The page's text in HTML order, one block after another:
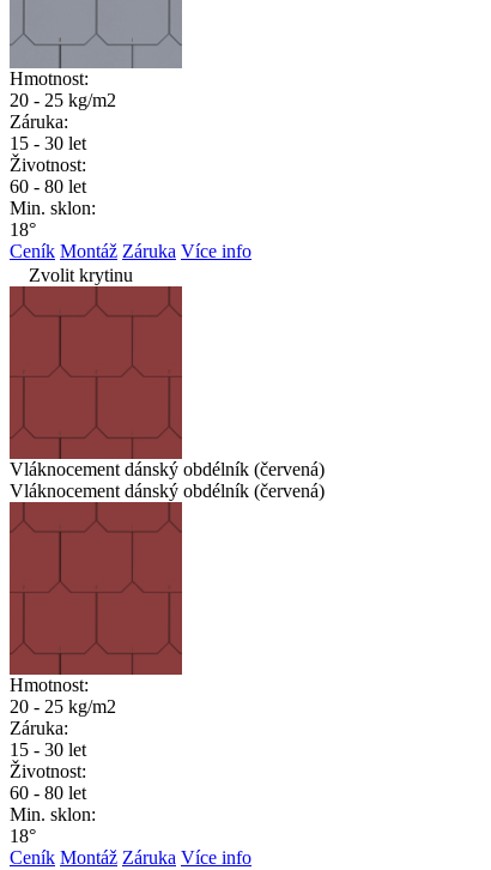
Hmotnost:
20 - 25 kg/m2
Záruka:
15 - 30 let
Životnost:
60 - 80 let
Min. sklon:
18°
Ceník Montáž Záruka Více info
Zvolit krytinu
Vláknocement dánský obdélník (červená)
Vláknocement dánský obdélník (červená)
Hmotnost:
20 - 25 kg/m2
Záruka:
15 - 30 let
Životnost:
60 - 80 let
Min. sklon:
18°
Ceník Montáž Záruka Více info